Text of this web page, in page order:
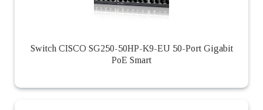
Switch CISCO SG250-50HP-K9-EU 50-Port Gigabit
PoE Smart